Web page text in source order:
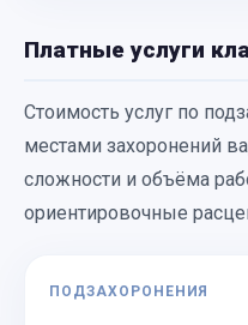
Платные услуги
Стоимость услуг по
местами захоронений
сложности и объёма
ориентировочные
ПОДЗАХОРОНЕНИЯ